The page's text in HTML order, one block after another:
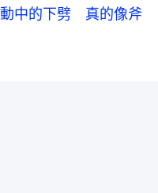
動中的下劈 真的像斧